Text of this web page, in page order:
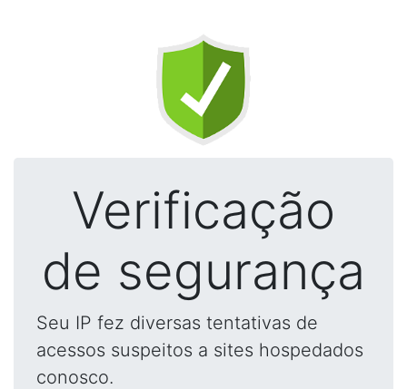
Verificação
de segurança
Seu IP fez diversas tentativas de
acessos suspeitos a sites hospedados
conosco.